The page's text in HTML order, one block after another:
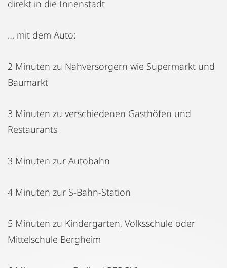
direkt in die Innenstadt
… mit dem Auto:
2 Minuten zu Nahversorgern wie Supermarkt und
Baumarkt
3 Minuten zu verschiedenen Gasthöfen und
Restaurants
3 Minuten zur Autobahn
4 Minuten zur S-Bahn-Station
5 Minuten zu Kindergarten, Volksschule oder
Mittelschule Bergheim